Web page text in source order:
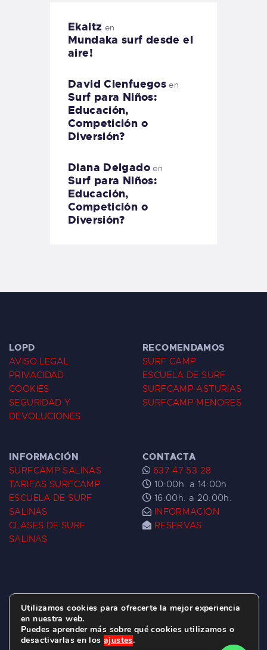
Ekaitz en
Mundaka surf desde el
aire!
David Cienfuegos en
Surf para Niños:
Educación,
Competición o
Diversión?
Diana Delgadoen
Surf para Niños:
Educación,
Competición o
Diversión?
LOPD
AVISO LEGAL
PRIVACIDAD
COOKIES
SEGURIDAD Y
DEVOLUCIONES
RECOMENDAMOS
SURF CAMP
ESCUELA DE SURF
SURFCAMP ASTURIAS
SURFCAMP MENORES
INFORMACIÓN
SURFCAMP SALINAS
TARIFAS SURFCAMP
ESCUELA DE SURF
SALINAS
CLASES DE SURF
SALINAS
CONTACTA
637 47 53 28
10:00h. a 14:00h.
16:00h. a 20:00h.
INFORMACIÓN
RESERVAS
ESCUELA DE SURF LAS DUNAS ©
2026.
C/ BERNARDO ÁLVAREZ GALAN 1, SALINAS
(ASTURIAS)
Utilizamos cookies para ofrecerte la mejor experiencia
en nuestra web.
Puedes aprender más sobre qué cookies utilizamos o
desactivarlas en los ajustes.